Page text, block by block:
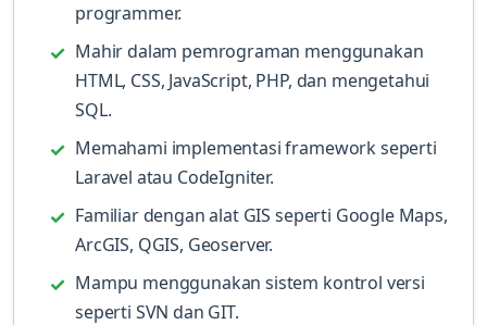
programmer.
Mahir dalam pemrograman menggunakan
HTML, CSS, JavaScript, PHP, dan mengetahui
SQL.
Memahami implementasi framework seperti
Laravel atau CodeIgniter.
Familiar dengan alat GIS seperti Google Maps,
ArcGIS, QGIS, Geoserver.
Mampu menggunakan sistem kontrol versi
seperti SVN dan GIT.